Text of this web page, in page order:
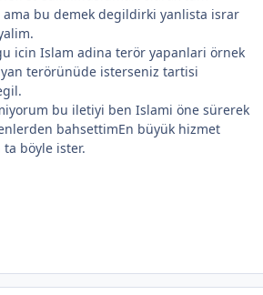
bu demek degildirki yanlista israr
icin Islam adina terör yapanlari örnek
terörünüde isterseniz tartisi
bu iletiyi ben Islami öne sürerek
bahsettimEn büyük hizmet
böyle ister.